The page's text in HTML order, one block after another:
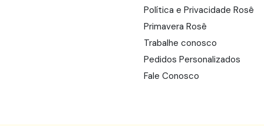
Política e Privacidade Rosê
Primavera Rosê
Trabalhe conosco
Pedidos Personalizados
Fale Conosco